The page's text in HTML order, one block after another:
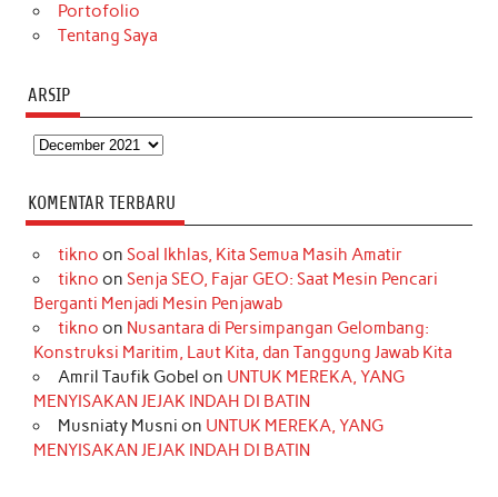
Portofolio
Tentang Saya
ARSIP
Arsip
KOMENTAR TERBARU
tikno on Soal Ikhlas, Kita Semua Masih Amatir
tikno on Senja SEO, Fajar GEO: Saat Mesin Pencari
Berganti Menjadi Mesin Penjawab
tikno on Nusantara di Persimpangan Gelombang:
Konstruksi Maritim, Laut Kita, dan Tanggung Jawab Kita
Amril Taufik Gobel on UNTUK MEREKA, YANG
MENYISAKAN JEJAK INDAH DI BATIN
Musniaty Musni on UNTUK MEREKA, YANG
MENYISAKAN JEJAK INDAH DI BATIN